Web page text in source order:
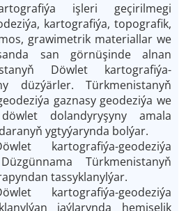
işleri geçirilmegi
kartografiýa, topografik,
grawimetrik materiallar we
san görnüşinde alnan
Döwlet kartografiýa-
düzýärler. Türkmenistanyň
gaznasy geodeziýa we
dolandyryşyny amala
ygtyýarynda bolýar.
kartografiýa-geodeziýa
Türkmenistanyň
tassyklanylýar.
kartografiýa-geodeziýa
jaýlarynda hemişelik